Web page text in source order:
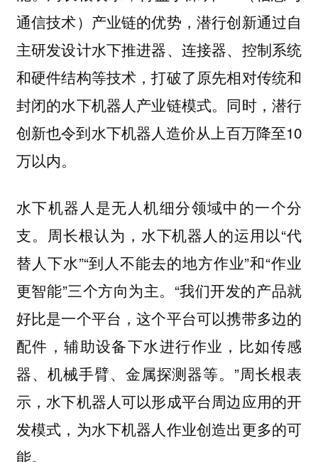
通信技术）产业链的优势，潜行创新通过自
主研发设计水下推进器、连接器、控制系统
和硬件结构等技术，打破了原先相对传统和
封闭的水下机器人产业链模式。同时，潜行
创新也令到水下机器人造价从上百万降至10
万以内。
水下机器人是无人机细分领域中的一个分
支。周长根认为，水下机器人的运用以“代
替人下水”“到人不能去的地方作业”和“作业
更智能”三个方向为主。“我们开发的产品就
好比是一个平台，这个平台可以携带多边的
配件，辅助设备下水进行作业，比如传感
器、机械手臂、金属探测器等。”周长根表
示，水下机器人可以形成平台周边应用的开
发模式，为水下机器人作业创造出更多的可
能。